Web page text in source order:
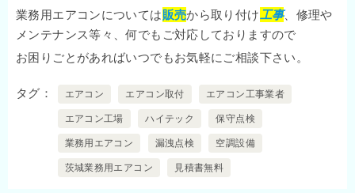
業務用エアコンについては販売から取り付け工事、修理や
メンテナンス等々、何でもご対応しておりますので
お困りごとがあればいつでもお気軽にご相談下さい。
タグ エアコン エアコン取付 エアコン工事業者
エアコン工場 ハイテック 保守点検
業務用エアコン 漏洩点検 空調設備
茨城業務用エアコン 見積書無料